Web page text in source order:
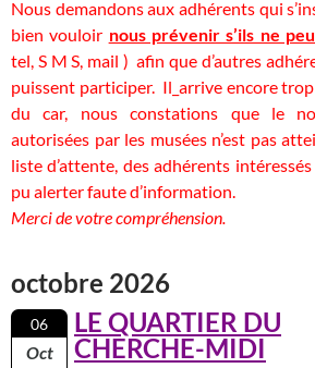
Nous demandons aux adhérents qui
bien vouloir nous prévenir s’ils ne
tel, S M S, mail ) afin que d’autres
puissent participer. Il_arrive encore
du car, nous constations que le
autorisées par les musées n’est pas
liste d’attente, des adhérents intéressés
pu alerter faute d’information.
Merci de votre compréhension.
octobre 2026
06
Oct
LE QUARTIER DU
CHERCHE-MIDI